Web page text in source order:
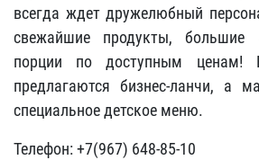
всегда ждет дружелюбный
свежайшие продукты,
порции по доступным ценам!
предлагаются бизнес-ланчи, а
специальное детское меню.
Телефон: +7(967) 648-85-10